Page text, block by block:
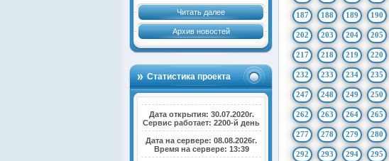
Читать далее
Архив новостей
Статистика проекта
Дата открытия: 30.07.2020г.
Сервис работает: 2200-й день
Дата на сервере: 08.08.2026г.
Время на сервере: 13:39
187 188 189 190
202 203 204 205
217 218 219 220
232 233 234 235
247 248 249 250
262 263 264 265
277 278 279 280
292 293 294 295